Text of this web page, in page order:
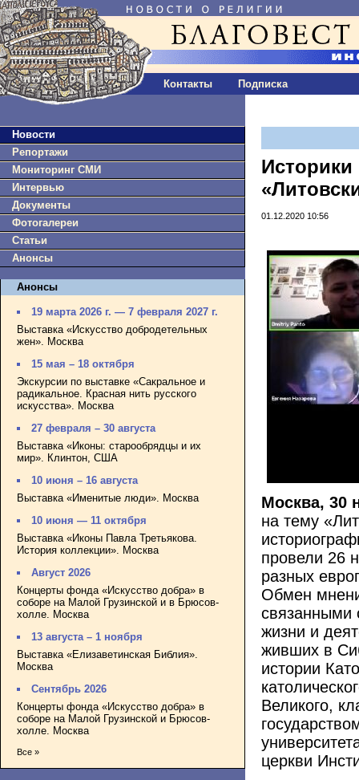
Контакты Подписка
Новости
Репортажи
Мониторинг СМИ
Интервью
Документы
Фотогалереи
Статьи
Анонсы
Анонсы
19 марта 2026 г. — 7 февраля 2027 г.
Выставка «Искусство добродетельных
жен». Москва
15 мая – 18 октября
Экскурсии по выставке «Сакральное и
радикальное. Красная нить русского
искусства». Москва
27 февраля – 30 августа
Выставка «Иконы: старообрядцы и их
мир». Клинтон, США
10 июня – 16 августа
Выставка «Именитые люди». Москва
10 июня — 11 октября
Выставка «Иконы Павла Третьякова.
История коллекции». Москва
Август 2026
Концерты фонда «Искусство добра» в
соборе на Малой Грузинской и в Брюсов-
холле. Москва
13 августа – 1 ноября
Выставка «Елизаветинская Библия».
Москва
Сентябрь 2026
Концерты фонда «Искусство добра» в
соборе на Малой Грузинской и Брюсов-
холле. Москва
Все »
Историки
01.12.2020 10:56
Москва, 30
на тему
провели 26
разных
Обмен
связанными
жизни и
живших в
истории
Великого,
церкви